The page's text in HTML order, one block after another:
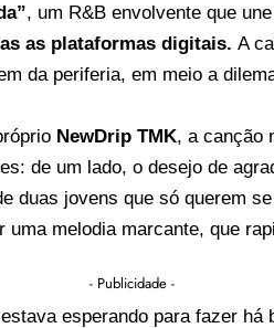
, um R&B envolvente que
as plataformas digitais. A
da periferia, em meio a
NewDrip TMK, a canção
de um lado, o desejo de
duas jovens que só querem
melodia marcante, que
- Publicidade -
esperando para fazer há